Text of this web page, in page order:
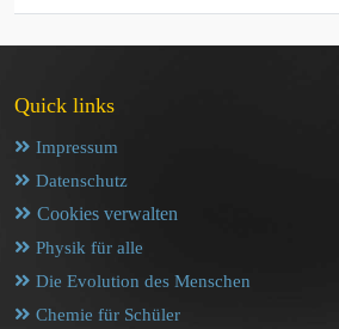
Quick links
Impressum
Datenschutz
Cookies verwalten
Physik für alle
Die Evolution des Menschen
Chemie für Schüler